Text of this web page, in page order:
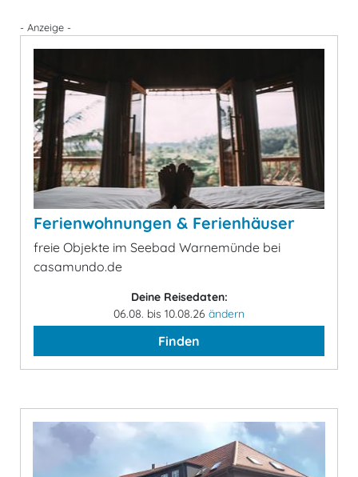
- Anzeige -
Ferienwohnungen & Ferienhäuser
freie Objekte im Seebad Warnemünde bei
casamundo.de
Deine Reisedaten:
06.08. bis 10.08.26 ändern
Finden